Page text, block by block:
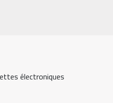
électroniques